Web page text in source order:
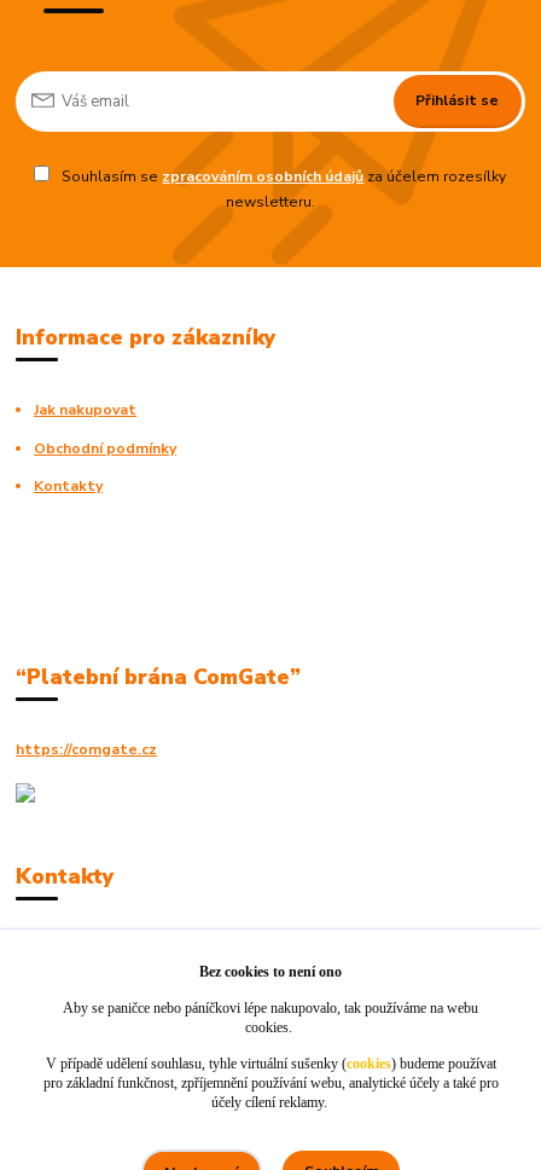
Přihlásit se
Souhlasím se zpracováním osobních údajůza účelem rozesílky
newsletteru.
Informace pro zákazníky
Jak nakupovat
Obchodní podmínky
Kontakty
“Platební brána ComGate”
https://comgate.cz
Kontakty
info@jackie-shop.cz
Bez cookies to není ono
Aby se paničce nebo páníčkovi lépe nakupovalo, tak používáme na webu
cookies.
V případě udělení souhlasu, tyhle virtuální sušenky (cookies) budeme používat
pro základní funkčnost, zpříjemnění používání webu, analytické účely a také pro
účely cílení reklamy.